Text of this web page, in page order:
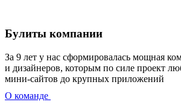
Булиты компании
За 9 лет у нас сформировалась мощная
и дизайнеров, которым по силе проект
мини-сайтов до крупных приложений
О команде